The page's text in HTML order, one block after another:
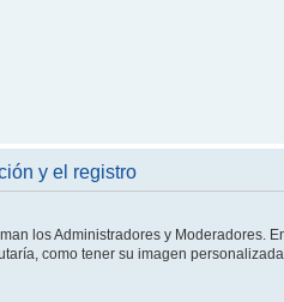
y el registro
los Administradores y Moderadores.
como tener su imagen